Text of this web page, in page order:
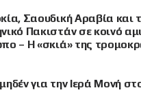
Σαουδική Αραβία και
Πακιστάν σε κοινό
– Η «σκιά» της
για την Ιερά Μονή